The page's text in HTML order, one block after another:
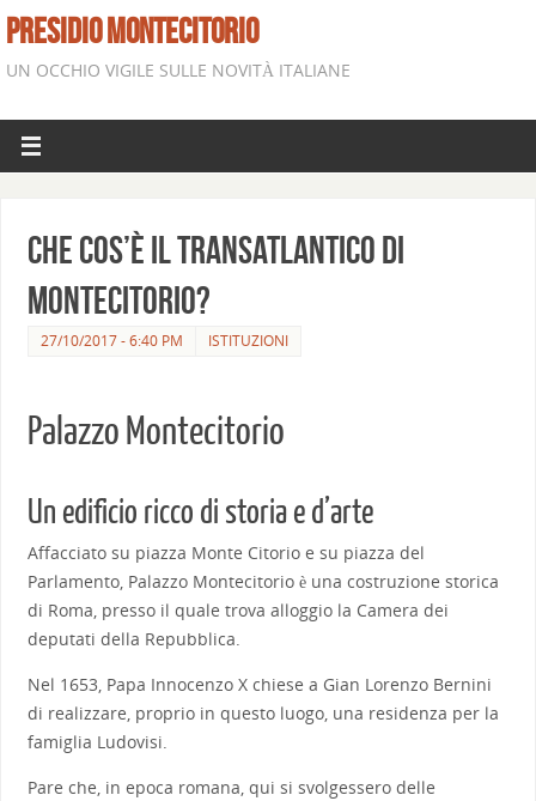
PRESIDIO MONTECITORIO
UN OCCHIO VIGILE SULLE NOVITÀ ITALIANE
Che cos’è il transatlantico di
Montecitorio?
27/10/2017 - 6:40 PM ISTITUZIONI
Palazzo Montecitorio
Un edificio ricco di storia e d’arte
Affacciato su piazza Monte Citorio e su piazza del
Parlamento, Palazzo Montecitorio è una costruzione storica
di Roma, presso il quale trova alloggio la Camera dei
deputati della Repubblica.
Nel 1653, Papa Innocenzo X chiese a Gian Lorenzo Bernini
di realizzare, proprio in questo luogo, una residenza per la
famiglia Ludovisi.
Pare che, in epoca romana, qui si svolgessero delle